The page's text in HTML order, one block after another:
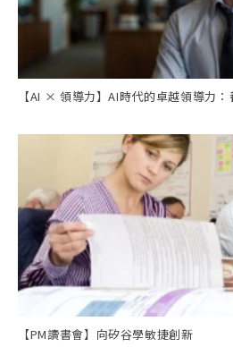
【AI × 領導力】AI時代的卓越領導力
【PM讀書會】向矽谷學敏捷創新